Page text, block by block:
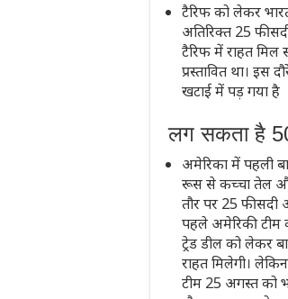
टैरिफ को लेकर
अतिरिक्त 25
टैरिफ में राहत मिल
प्रस्तावित था। इस
खटाई में पड़ गया है
लग सकता है
अमेरिका में पहली
रूस से कच्चा तेल और
तौर पर 25 फीसदी
पहले अमेरिकी टीम
ट्रेड डील को लेकर
राहत मिलेगी।
टीम 25 अगस्त को